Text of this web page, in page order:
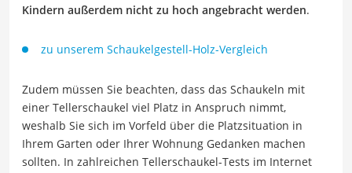
Kindern außerdem nicht zu hoch angebracht werden.
zu unserem Schaukelgestell-Holz-Vergleich
Zudem müssen Sie beachten, dass das Schaukeln mit
einer Tellerschaukel viel Platz in Anspruch nimmt,
weshalb Sie sich im Vorfeld über die Platzsituation in
Ihrem Garten oder Ihrer Wohnung Gedanken machen
sollten. In zahlreichen Tellerschaukel-Tests im Internet